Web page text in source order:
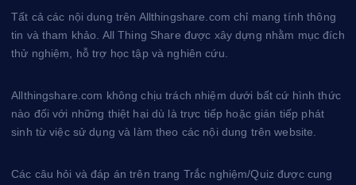
Tất cả các nội dung trên Allthingshare.com chỉ mang tính thông
tin và tham khảo. All Thing Share được xây dựng nhằm mục đích
thử nghiệm, hỗ trợ học tập và nghiên cứu.
Allthingshare.com không chịu trách nhiệm dưới bất cứ hình thức
nào đối với những thiệt hại dù là trực tiếp hoặc gián tiếp phát
sinh từ việc sử dụng và làm theo các nội dung trên website.
Các câu hỏi và đáp án trên trang Trắc nghiệm/Quiz được cung